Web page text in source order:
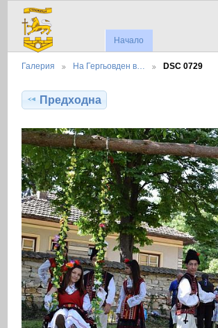
Начало
Галерия На Гергьовден в… DSC 0729
Предходна